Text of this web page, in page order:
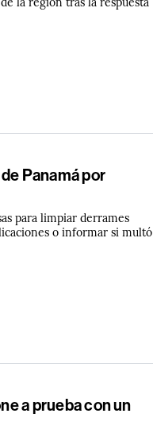
Panamá por
para limpiar derrames
o informar si multó
a prueba con un